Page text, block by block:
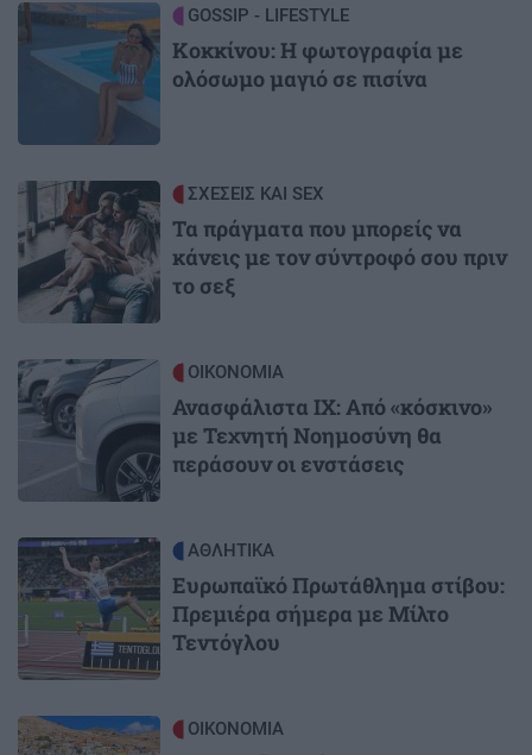
Image GOSSIP - LIFESTYLE
Κοκκίνου: Η φωτογραφία με
ολόσωμο μαγιό σε πισίνα
Image ΣΧΕΣΕΙΣ ΚΑΙ SEX
Τα πράγματα που μπορείς να
κάνεις με τον σύντροφό σου πριν
το σεξ
Image ΟΙΚΟΝΟΜΙΑ
Ανασφάλιστα ΙΧ: Από «κόσκινο»
με Τεχνητή Νοημοσύνη θα
περάσουν οι ενστάσεις
Image ΑΘΛΗΤΙΚΑ
Ευρωπαϊκό Πρωτάθλημα στίβου:
Πρεμιέρα σήμερα με Μίλτο
Τεντόγλου
Image ΟΙΚΟΝΟΜΙΑ